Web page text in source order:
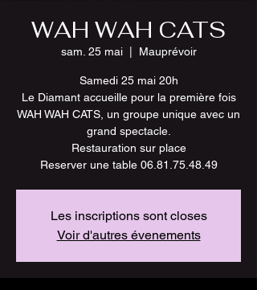
WAH WAH CATS
sam. 25 mai
  |
Mauprévoir
Samedi 25 mai 20h
Le Diamant accueille pour la première fois
WAH WAH CATS, un groupe unique avec un
grand spectacle.
Restauration sur place
Reserver une table 06.81.75.48.49
Les inscriptions sont closes
Voir d'autres évenements